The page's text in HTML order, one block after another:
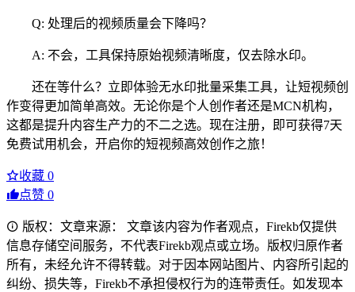
Q: 处理后的视频质量会下降吗？
A: 不会，工具保持原始视频清晰度，仅去除水印。
还在等什么？立即体验无水印批量采集工具，让短视频创
作变得更加简单高效。无论你是个人创作者还是MCN机构，
这都是提升内容生产力的不二之选。现在注册，即可获得7天
免费试用机会，开启你的短视频高效创作之旅！
收藏 0
点赞 0
版权：文章来源： 文章该内容为作者观点，Firekb仅提供
信息存储空间服务，不代表Firekb观点或立场。版权归原作者
所有，未经允许不得转载。对于因本网站图片、内容所引起的
纠纷、损失等，Firekb不承担侵权行为的连带责任。如发现本